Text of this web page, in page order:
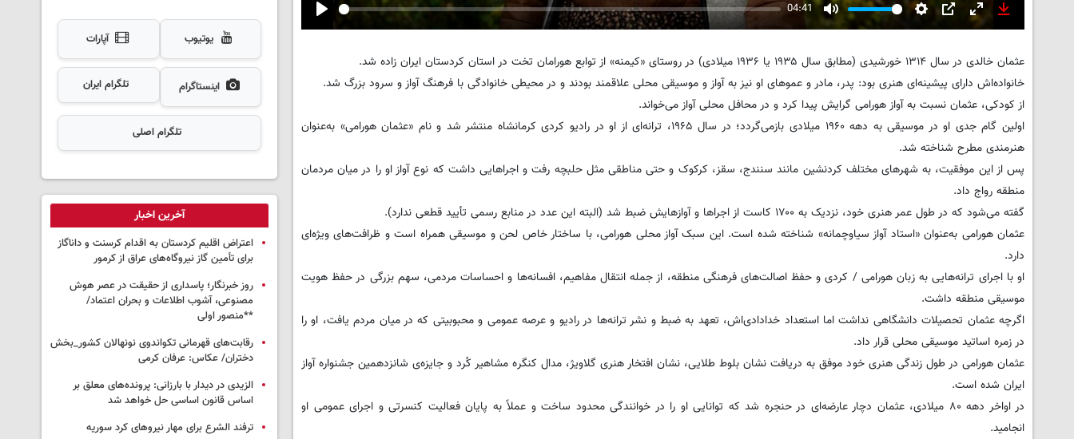
Play
04:41
Mute Settings
PIP EnterDownload
عثمان خالدی در سال ۱۳۱۴ خورشیدی (مطابق سال ۱۹۳۵ یا ۱۹۳۶ میلادی) در روستای «کیمنه» از توابع هورامان تخت در استان کردستان ایران زاده شد.
خانواده‌اش دارای پیشینه‌ای هنری بود: پدر، مادر و عموهای او نیز به آواز و موسیقی محلی علاقمند بودند و در محیطی خانوادگی با فرهنگ آواز و سرود بزرگ شد.
از کودکی، عثمان نسبت به آواز هورامی گرایش پیدا کرد و در محافل محلی آواز می‌خواند.
اولین گام جدی او در موسیقی به دهه ۱۹۶۰ میلادی بازمی‌گردد؛ در سال ۱۹۶۵، ترانه‌ای از او در رادیو کردی کرمانشاه منتشر شد و نام «عثمان هورامی» به‌عنوان
هنرمندی مطرح شناخته شد.
پس از این موفقیت، به شهرهای مختلف کردنشین مانند سنندج، سقز، کرکوک و حتی مناطقی مثل حلبچه رفت و اجراهایی داشت که نوع آواز او را در میان مردمان
منطقه رواج داد.
گفته می‌شود که در طول عمر هنری خود، نزدیک به ۱۷۰۰ کاست از اجراها و آوازهایش ضبط شد (البته این عدد در منابع رسمی تأیید قطعی ندارد).
عثمان هورامی به‌عنوان «استاد آواز سیاوچمانه» شناخته شده است. این سبک آواز محلی هورامی، با ساختار خاص لحن و موسیقی همراه است و ظرافت‌های ویژه‌ای
دارد.
او با اجرای ترانه‌هایی به زبان هورامی / کردی و حفظ اصالت‌های فرهنگی منطقه، از جمله انتقال مفاهیم، افسانه‌ها و احساسات مردمی، سهم بزرگی در حفظ هویت
موسیقی منطقه داشت.
اگرچه عثمان تحصیلات دانشگاهی نداشت اما استعداد خدادادی‌اش، تعهد به ضبط و نشر ترانه‌ها در رادیو و عرصه عمومی و محبوبیتی که در میان مردم یافت، او را
در زمره اساتید موسیقی محلی قرار داد.
عثمان هورامی در طول زندگی هنری خود موفق به دریافت نشان بلوط طلایی، نشان افتخار هنری گلاویژ، مدال کنگره مشاهیر کُرد و جایزه‌ی شانزدهمین جشنواره آواز
ایران شده است.
در اواخر دهه ۸۰ میلادی، عثمان دچار عارضه‌ای در حنجره شد که توانایی او را در خوانندگی محدود ساخت و عملاً به پایان فعالیت کنسرتی و اجرای عمومی او
انجامید.
یوتیوب آپارات
اینستاگرام تلگرام ایران
تلگرام اصلی
آخرین اخبار
اعتراض اقلیم کردستان به اقدام کرسنت و داناگاز
برای تأمین گاز نیروگاه‌های عراق از کرمور
روز خبرنگار؛ پاسداری از حقیقت در عصر هوش
مصنوعی، آشوب اطلاعات و بحران اعتماد/
**منصور اولی
رقابت‌های قهرمانی تکواندوی نونهالان کشور_بخش
دختران/ عکاس: عرفان کرمی
الزیدی در دیدار با بارزانی: پرونده‌های معلق بر
اساس قانون اساسی حل خواهد شد
ترفند الشرع برای مهار نیروهای کرد سوریه